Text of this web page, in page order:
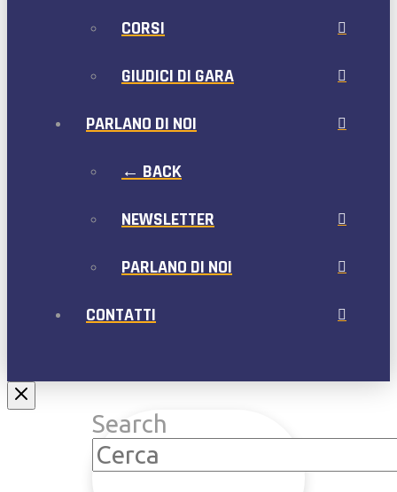
CORSI
GIUDICI DI GARA
PARLANO DI NOI
← BACK
NEWSLETTER
PARLANO DI NOI
CONTATTI
Search